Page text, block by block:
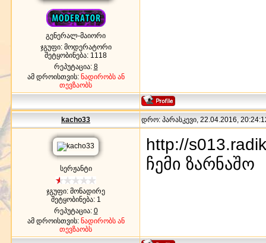
გენერალ-მაიორი
ჯგუფი: მოდერატორი
შეტყობინება: 1118
რეპუტაცია: 8
ამ დროისთვის: ნადირობს ან
თევზაობს
kacho33 დრო: პარასკევი, 22.04.2016,
სერჟანტი
ჯგუფი: მონადირე
შეტყობინება: 1
რეპუტაცია: 0
ამ დროისთვის: ნადირობს ან
თევზაობს
http://
ჩემი ზარნაშო